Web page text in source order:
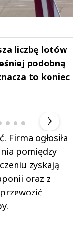
liczbę lotów
podobną
to koniec
Firma ogłosiła
pomiędzy
zyskają
oraz z